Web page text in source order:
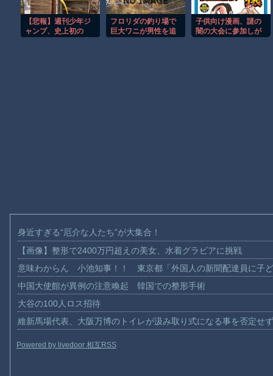
【悲報】週刊少年ジ
ャンプ、史上初の
フロリダの釣り場で
巨大ワニが男性を追
子供向け漫画、謎の
闇の大会に参加しが
身近すぎる“厄介な人たち”が大集合！
【画像】整形で2400万円超えの美女、水着グラビアに挑戦
意味わからん 小池知事！！ 東京都「外国人の新聞配達員に子
中国大使館が異例の注意喚起 韓国での整形手術
大谷の100人ロス招待
維新馬場代表、大阪万博のトイレが汲み取り式になる事を否定せ
Powered by livedoor 相互RSS